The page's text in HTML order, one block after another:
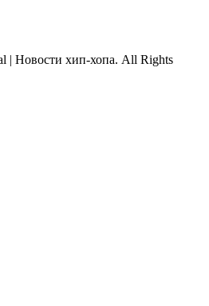
| Новости хип-хопа. All Rights